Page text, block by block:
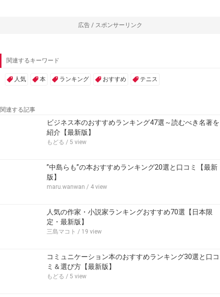
広告 / スポンサーリンク
関連するキーワード
人気 本 ランキング おすすめ テニス
関連する記事
ビジネス本のおすすめランキング47選～読むべき名著を
紹介【最新版】
もどる / 5 view
”中島らも”の本おすすめランキング20選と口コミ【最新
版】
maru.wanwan / 4 view
人気の作家・小説家ランキングおすすめ70選【日本限
定・最新版】
三島マコト / 19 view
コミュニケーション本のおすすめランキング30選と口コ
ミ＆選び方【最新版】
もどる / 5 view